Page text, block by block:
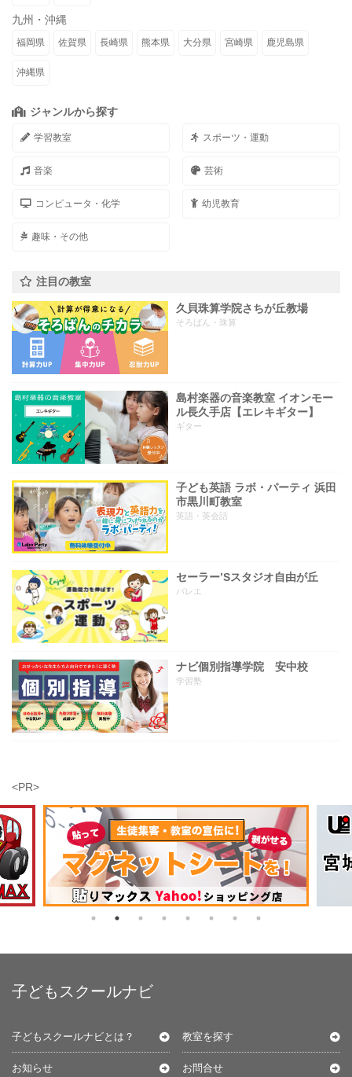
九州・沖縄
福岡県 佐賀県 長崎県 熊本県 大分県 宮崎県 鹿児島県
沖縄県
ジャンルから探す
学習教室 スポーツ・運動
音楽 芸術
コンピュータ・化学 幼児教育
趣味・その他
注目の教室
久貝珠算学院さちが丘教場
そろばん・珠算
島村楽器の音楽教室 イオンモー
ル長久手店【エレキギター】
ギター
子ども英語 ラボ・パーティ 浜田
市黒川町教室
英語・英会話
セーラー’Sスタジオ自由が丘
バレエ
ナビ個別指導学院 安中校
学習塾
<PR>
子どもスクールナビ
子どもスクールナビとは？ 教室を探す
お知らせ お問合せ